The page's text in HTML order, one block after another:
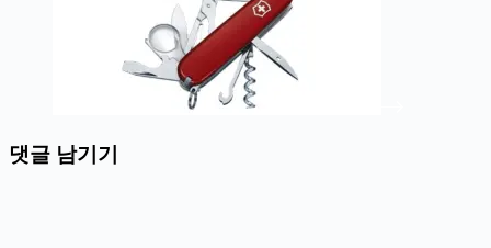
댓글 남기기